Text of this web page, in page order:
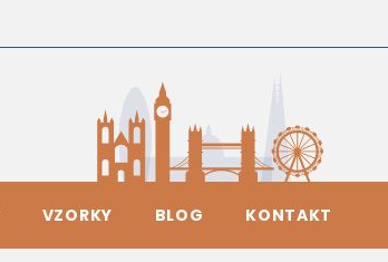
VZORKY BLOG KONTAKT